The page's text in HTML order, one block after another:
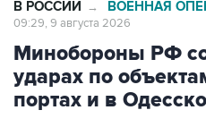
Минобороны РФ
ударах по
портах и в
Москва. 9 августа.